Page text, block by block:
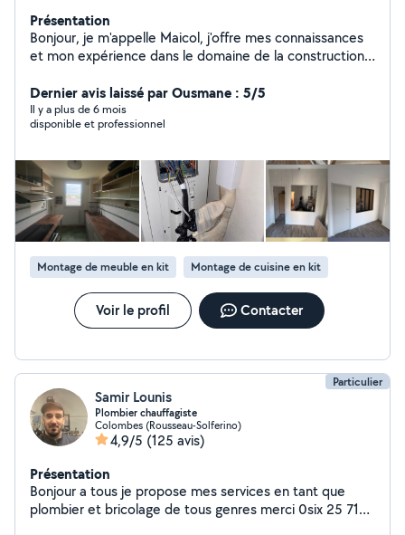
Présentation
Bonjour, je m'appelle Maicol, j'offre mes connaissances
et mon expérience dans le domaine de la construction,
un bon travail
Dernier avis laissé par Ousmane : 5/5
Il y a plus de 6 mois
disponible et professionnel
Montage de meuble en kit Montage de cuisine en kit
Voir le profil Contacter
Particulier
Samir Lounis
Plombier chauffagiste
Colombes (Rousseau-Solferino)
4,9/5 (125 avis)
Présentation
Bonjour a tous je propose mes services en tant que
plombier et bricolage de tous genres merci 0six 25 71